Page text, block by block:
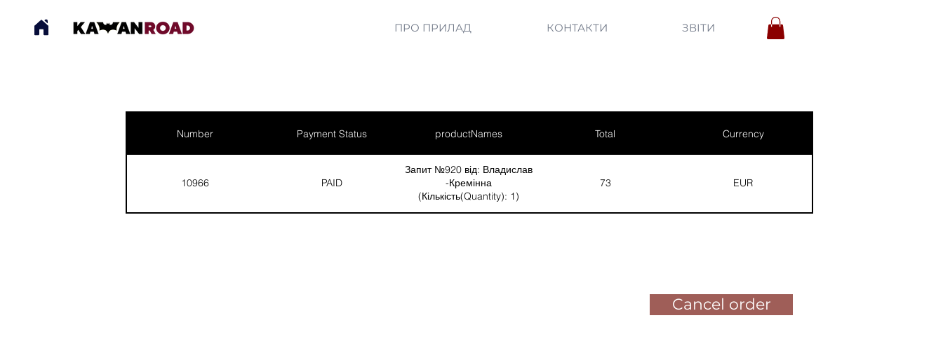
ПРО ПРИЛАД КОНТАКТИ ЗВІТИ
Number Payment Status productNames Total Currency
10966 PAID
Запит №920 від: Владислав
-Кремінна
(Кількість(Quantity): 1)
73 EUR
Cancel order